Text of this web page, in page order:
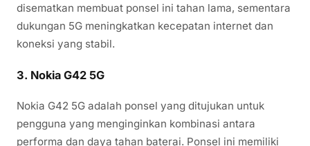
disematkan membuat ponsel ini tahan lama, sementara
dukungan 5G meningkatkan kecepatan internet dan
koneksi yang stabil.
3. Nokia G42 5G
Nokia G42 5G adalah ponsel yang ditujukan untuk
pengguna yang menginginkan kombinasi antara
performa dan daya tahan baterai. Ponsel ini memiliki